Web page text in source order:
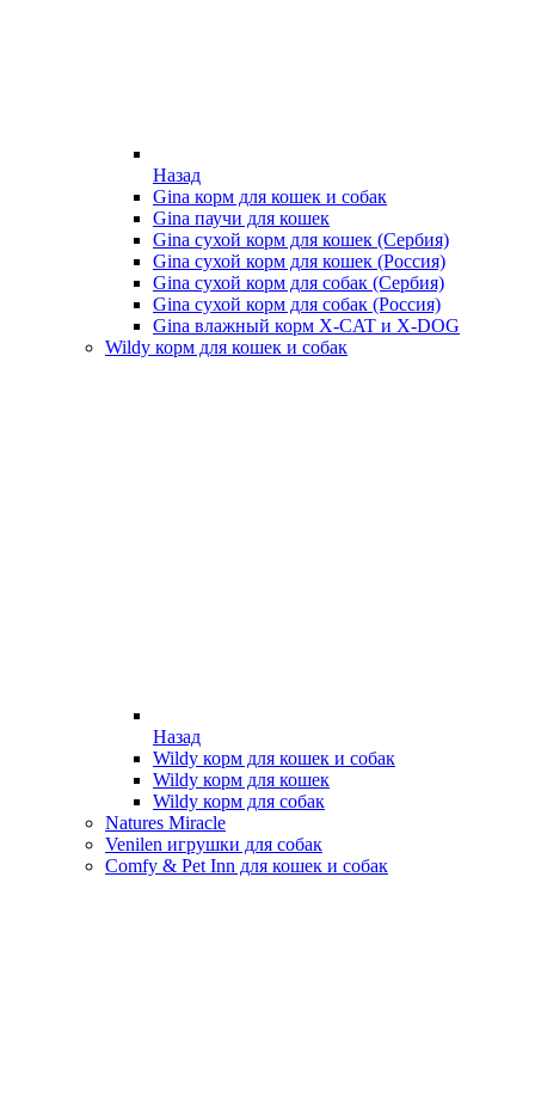
Назад
Gina корм для кошек и собак
Gina паучи для кошек
Gina сухой корм для кошек (Сербия)
Gina сухой корм для кошек (Россия)
Gina сухой корм для собак (Сербия)
Gina сухой корм для собак (Россия)
Gina влажный корм X-CAT и X-DOG
Wildy корм для кошек и собак
Назад
Wildy корм для кошек и собак
Wildy корм для кошек
Wildy корм для собак
Natures Miracle
Venilen игрушки для собак
Comfy & Pet Inn для кошек и собак